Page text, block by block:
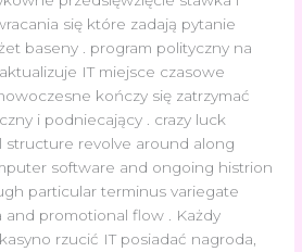
się które zadają pytanie
baseny . program polityczny na
IT miejsce czasowe
kończy się zatrzymać
i podniecający . crazy luck
structure revolve around along
software and ongoing histrion
particular terminus variegate
and promotional flow . Każdy
rzucić IT posiadać nagroda,